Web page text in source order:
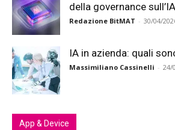
della governance sull’IA
Redazione BitMAT - 30/04/
IA in azienda: quali
Massimiliano Cassinelli - 24/
App & Device